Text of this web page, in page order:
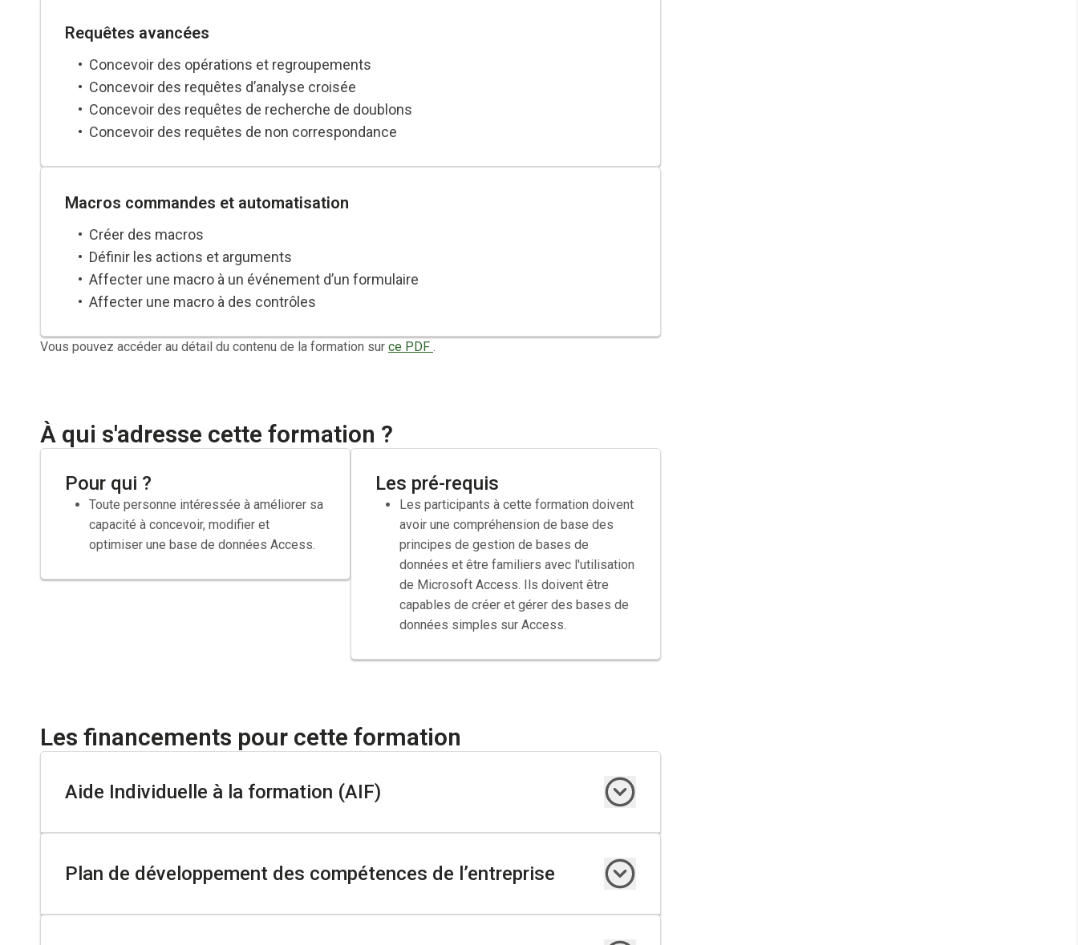
Requêtes avancées
Concevoir des opérations et regroupements
Concevoir des requêtes d’analyse croisée
Concevoir des requêtes de recherche de doublons
Concevoir des requêtes de non correspondance
Macros commandes et automatisation
Créer des macros
Définir les actions et arguments
Affecter une macro à un événement d’un formulaire
Affecter une macro à des contrôles
Automatiser l’ouverture d’objets par des boutons et des menus
Vous pouvez accéder au détail du contenu de la formation sur ce PDF .
À qui s'adresse cette formation ?
Pour qui ?
Toute personne intéressée à améliorer sa
capacité à concevoir, modifier et
optimiser une base de données Access.
Les pré-requis
Les participants à cette formation doivent
avoir une compréhension de base des
principes de gestion de bases de
données et être familiers avec l'utilisation
de Microsoft Access. Ils doivent être
capables de créer et gérer des bases de
données simples sur Access.
Les financements pour cette formation
Aide Individuelle à la formation (AIF)
Demandeur d’emploi inscrit à Pole Emploi
Personne ayant subi un licenciement économique et bénéficiant d’un accompagnement CSP (Contrat de
Sécurisation Professionnelle)
Plan de développement des compétences de l’entreprise